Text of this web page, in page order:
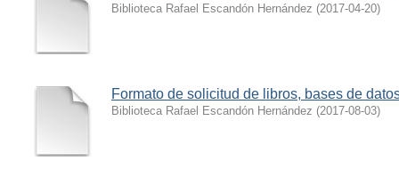
Biblioteca Rafael Escandón Hernández (2017-04-20)
Formato de solicitud de libros, bases de
Biblioteca Rafael Escandón Hernández (2017-08-03)